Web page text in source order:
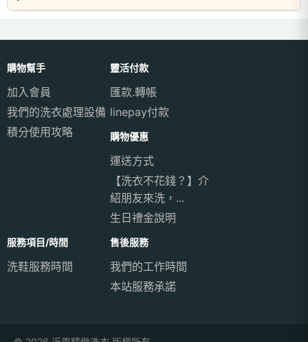
購物幫手
加入會員
我們的洗衣處理設備
積分使用攻略
靈活付款
匯款.轉帳
linepay付款
購物優惠
運送方式
【洗衣不花錢？】介
紹朋友來洗，...
生日禮金說明
服務項目/時間
洗鞋服務時間
售後服務
我們的工作時間
本站服務承諾